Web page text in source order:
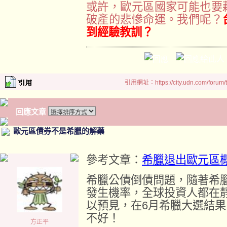
或許，歐元區國家可能也
破產的悲慘命運。我們呢？
到經驗教訓？
引用網址：https://city.udn.com/
回應文章
歐元區債券不是希臘的解藥
方正平
參考文章： 希臘退出歐元區
希臘公債倒債問題，隨著希
發生機率，全球投資人都在
以預見，在6月希臘大選結
不好！